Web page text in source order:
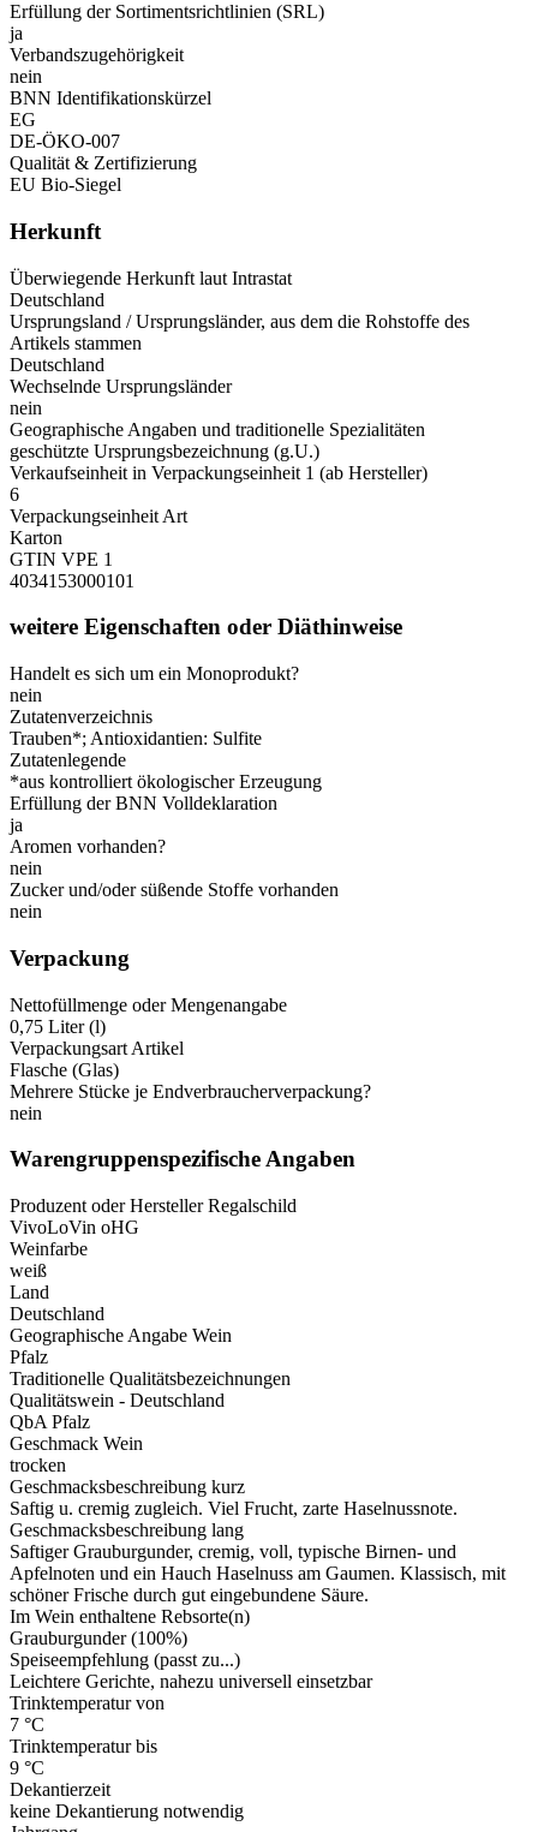
Erfüllung der Sortimentsrichtlinien (SRL)
ja
Verbandszugehörigkeit
nein
BNN Identifikationskürzel
EG
DE-ÖKO-007
Qualität & Zertifizierung
EU Bio-Siegel
Herkunft
Überwiegende Herkunft laut Intrastat
Deutschland
Ursprungsland / Ursprungsländer, aus dem die Rohstoffe des
Artikels stammen
Deutschland
Wechselnde Ursprungsländer
nein
Geographische Angaben und traditionelle Spezialitäten
geschützte Ursprungsbezeichnung (g.U.)
Verkaufseinheit in Verpackungseinheit 1 (ab Hersteller)
6
Verpackungseinheit Art
Karton
GTIN VPE 1
4034153000101
weitere Eigenschaften oder Diäthinweise
Handelt es sich um ein Monoprodukt?
nein
Zutatenverzeichnis
Trauben*; Antioxidantien: Sulfite
Zutatenlegende
*aus kontrolliert ökologischer Erzeugung
Erfüllung der BNN Volldeklaration
ja
Aromen vorhanden?
nein
Zucker und/oder süßende Stoffe vorhanden
nein
Verpackung
Nettofüllmenge oder Mengenangabe
0,75 Liter (l)
Verpackungsart Artikel
Flasche (Glas)
Mehrere Stücke je Endverbraucherverpackung?
nein
Warengruppenspezifische Angaben
Produzent oder Hersteller Regalschild
VivoLoVin oHG
Weinfarbe
weiß
Land
Deutschland
Geographische Angabe Wein
Pfalz
Traditionelle Qualitätsbezeichnungen
Qualitätswein - Deutschland
QbA Pfalz
Geschmack Wein
trocken
Geschmacksbeschreibung kurz
Saftig u. cremig zugleich. Viel Frucht, zarte Haselnussnote.
Geschmacksbeschreibung lang
Saftiger Grauburgunder, cremig, voll, typische Birnen- und
Apfelnoten und ein Hauch Haselnuss am Gaumen. Klassisch, mit
schöner Frische durch gut eingebundene Säure.
Im Wein enthaltene Rebsorte(n)
Grauburgunder (100%)
Speiseempfehlung (passt zu...)
Leichtere Gerichte, nahezu universell einsetzbar
Trinktemperatur von
7 °C
Trinktemperatur bis
9 °C
Dekantierzeit
keine Dekantierung notwendig